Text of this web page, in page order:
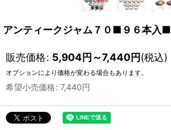
アンティークジャム７０■９６本入■
販売価格: 5,904円～7,440円(税込)
オプションにより価格が変わる場合もあります。
希望小売価格: 7,440円